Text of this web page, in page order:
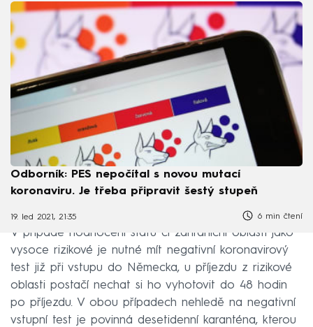
Odborník: PES nepočítal s novou mutací
koronaviru. Je třeba připravit šestý stupeň
19. led 2021, 21:35 6 min čtení
V případě hodnocení státu či zahraniční oblasti jako
vysoce rizikové je nutné mít negativní koronavirový
test již při vstupu do Německa, u příjezdu z rizikové
oblasti postačí nechat si ho vyhotovit do 48 hodin
po příjezdu. V obou případech nehledě na negativní
vstupní test je povinná desetidenní karanténa, kterou